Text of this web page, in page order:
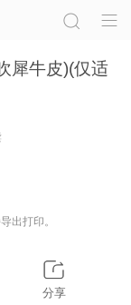
犀牛皮)(仅适
出打印。
分享